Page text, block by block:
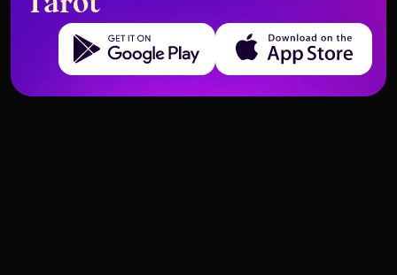
Tarot
Get it on Google Play Download on the App Store